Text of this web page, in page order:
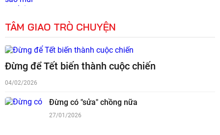
TÂM GIAO TRÒ CHUYỆN
Đừng để Tết biến thành cuộc chiến
04/02/2026
Đừng có "sửa" chồng nữa
27/01/2026